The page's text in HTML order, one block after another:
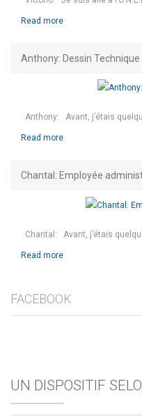
Read more
Anthony: Dessin Technique
Anthony: Avant, j’étais
Read more
Chantal: Employée
Chantal: Avant, j’étais
Read more
FACEBOOK
UN DISPOSITIF